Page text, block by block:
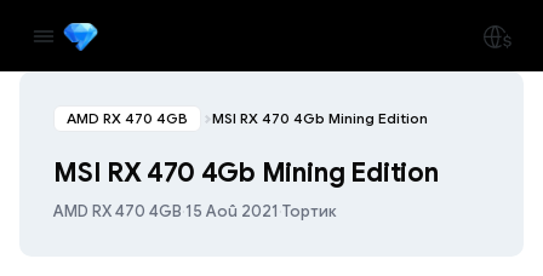
AMD RX 470 4GB MSI RX 470 4Gb Mining Edition
MSI RX 470 4Gb Mining Edition
AMD RX 470 4GB·15 Aoû 2021·Тортик